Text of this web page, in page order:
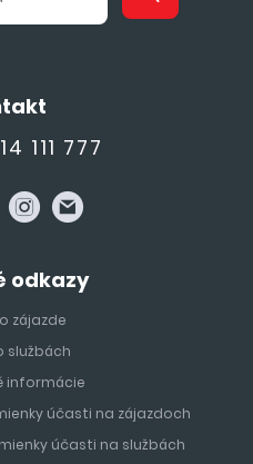
111 777
odkazy
zájazde
službách
informácie
účasti na zájazdoch
účasti na službách